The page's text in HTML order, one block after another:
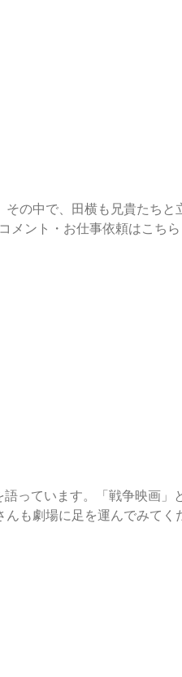
の中で、田横も兄貴たちと
メント・お仕事依頼はこち
（日本史総復習編の全
っています。「戦争映画」
も劇場に足を運んでみてく
仕事依頼はこちら：⁠⁠⁠⁠⁠⁠⁠https://